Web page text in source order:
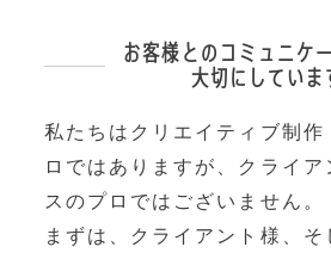
お客様とのコミュニケ
大切にしていま
私たちはクリエイティブ制作
ロではありますが、 クライア
スのプロではございません。
まずは、クライアント様、そ